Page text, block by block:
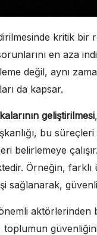
kritik bir
en aza
değil, aynı
da kapsar.
geliştirilmesi
bu
belirlemeye
Örneğin, farklı
sağlanarak,